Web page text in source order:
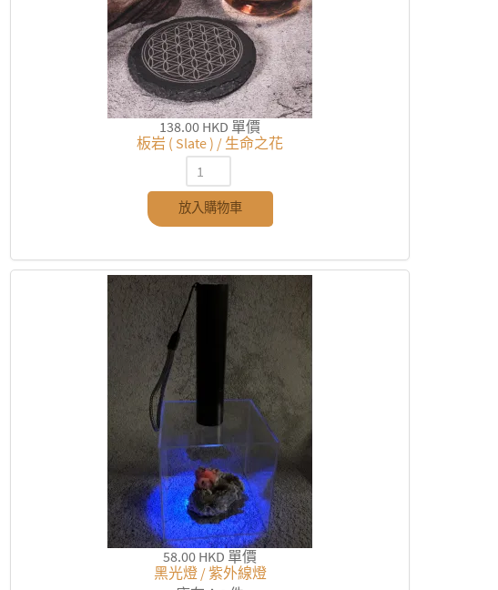
138.00 HKD 單價
板岩 ( Slate ) / 生命之花
放入購物車
58.00 HKD 單價
黑光燈 / 紫外線燈